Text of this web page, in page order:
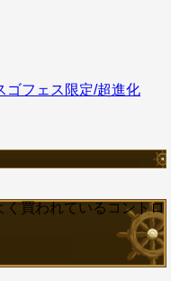
ゴフェス限定/超進化
く買われているコントロ